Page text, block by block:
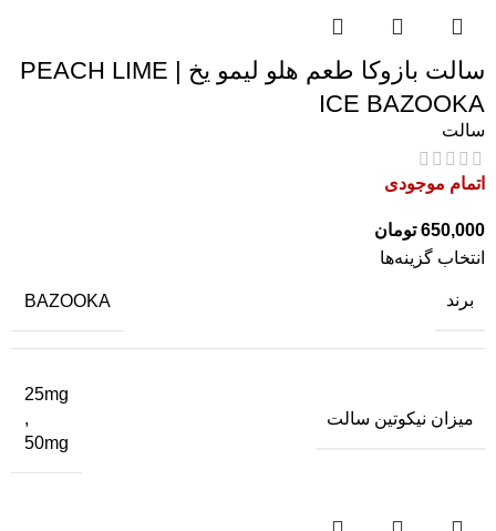
سالت بازوکا طعم هلو لیمو یخ | PEACH LIME
ICE BAZOOKA
سالت
اتمام موجودی
650,000 تومان
انتخاب گزینه‌ها
برند BAZOOKA
میزان نیکوتین سالت
25mg
,
50mg